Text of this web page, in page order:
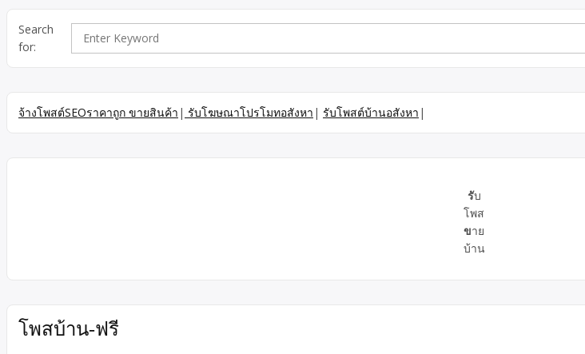
Search
for:
จ้างโพสต์SEOราคาถูก ขายสินค้า | รับโฆษณาโปรโมทอสังหา | รับโพสต์บ้านอสังหา |
รับ
โพส
ขาย
บ้าน
โพสบ้าน-ฟรี